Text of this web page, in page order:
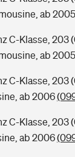
ab 2005
C-Klasse, 203
ab 2005
C-Klasse, 203
ab 2006
C-Klasse, 203
ab 2006